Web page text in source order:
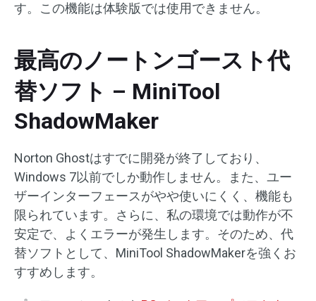
す。この機能は体験版では使用できません。
最高のノートンゴースト代
替ソフト – MiniTool
ShadowMaker
Norton Ghostはすでに開発が終了しており、
Windows 7以前でしか動作しません。また、ユー
ザーインターフェースがやや使いにくく、機能も
限られています。さらに、私の環境では動作が不
安定で、よくエラーが発生します。そのため、代
替ソフトとして、MiniTool ShadowMakerを強くお
すすめします。